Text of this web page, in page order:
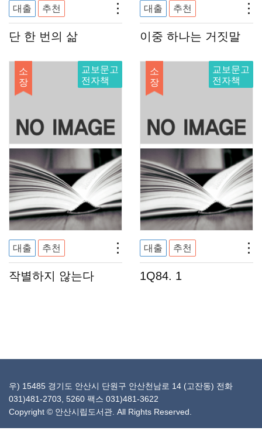
대출 추천
단 한 번의 삶
대출 추천
이중 하나는 거짓말
소
장
교보문고
전자책
대출 추천
작별하지 않는다
소
장
교보문고
전자책
대출 추천
1Q84. 1
우) 15485 경기도 안산시 단원구 안산천남로 14 (고잔동) 전화
031)481-2703, 5260 팩스 031)481-3622
Copyright © 안산시립도서관. All Rights Reserved.